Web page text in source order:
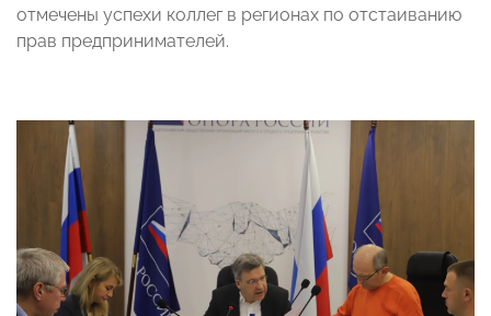
отмечены успехи коллег в регионах по отстаиванию
прав предпринимателей.